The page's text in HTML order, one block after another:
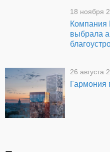
18 ноября
Компания
выбрала
26 августа
Гармония